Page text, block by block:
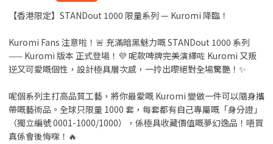
【香港限定】STANDout 1000 限量系列 — Kuromi 降臨！
Kuromi Fans 注意啦！🚨 充滿暗黑魅力嘅 STANDout 1000 系列
—— Kuromi 版本 正式登場！💜 呢款啤牌完美演繹咗 Kuromi 又叛
逆又可愛嘅個性，設計極具層次感，一拎出嚟絕對全場驚艷！✨
呢個系列主打高品質工藝，將你最愛嘅 Kuromi 變做一件可以隨身攜
帶嘅藝術品。全球只限量 1000 套，每套都有自己專屬嘅「身分證」
（獨立編號 0001-1000/1000），係極具收藏價值嘅夢幻逸品！唔買
真係會後悔㗎！🔥